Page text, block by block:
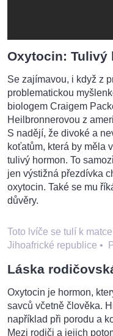
Oxytocin: Tulivý
Se zajímavou, i když z
problematickou
biologem Craigem
Heilbronnerovou z
S nadějí, že divoké a
koťatům, která by měla
tulivý hormon. To
jen výstižná přezdívka
oxytocin. Také se mu
důvěry.
Toto lvíče se tulí k
Jihoafrické republice •
Láska
Oxytocin je hormon,
savců včetně člověka.
například při porodu a
Mezi rodiči a jejich